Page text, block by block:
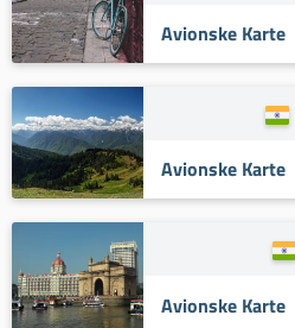
Avionske Karte
Avionske Karte
Avionske Karte